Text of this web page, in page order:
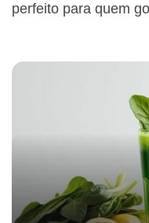
perfeito para quem